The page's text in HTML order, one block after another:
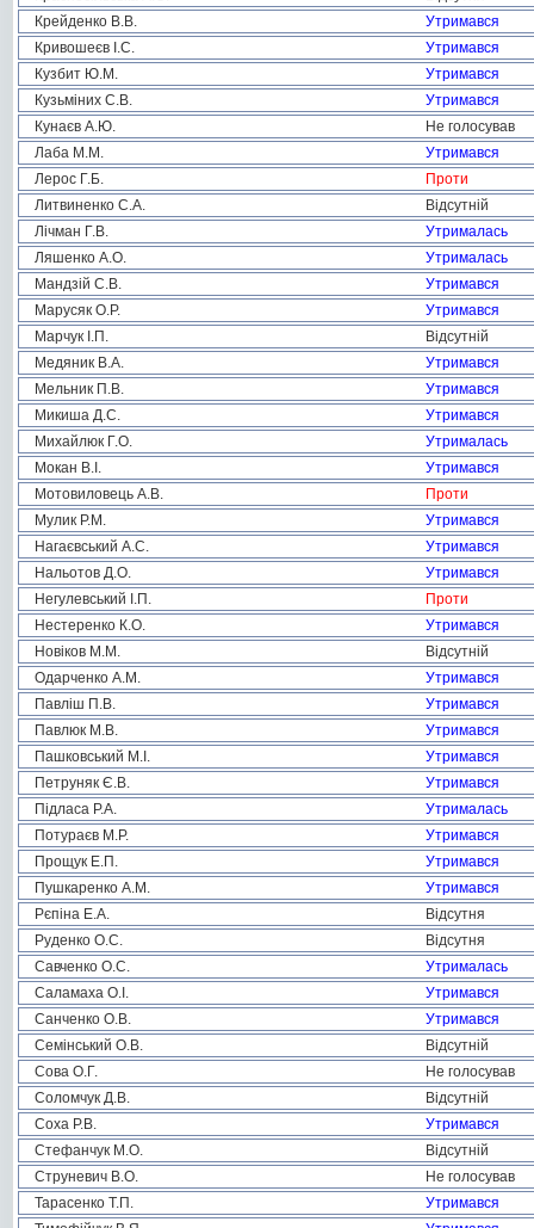
Крейденко В.В.
Утримався
Кривошеєв І.С.
Утримався
Кузбит Ю.М.
Утримався
Кузьміних С.В.
Утримався
Кунаєв А.Ю.
Не голосував
Лаба М.М.
Утримався
Лерос Г.Б.
Проти
Литвиненко С.А.
Відсутній
Лічман Г.В.
Утрималась
Ляшенко А.О.
Утрималась
Мандзій С.В.
Утримався
Марусяк О.Р.
Утримався
Марчук І.П.
Відсутній
Медяник В.А.
Утримався
Мельник П.В.
Утримався
Микиша Д.С.
Утримався
Михайлюк Г.О.
Утрималась
Мокан В.І.
Утримався
Мотовиловець А.В.
Проти
Мулик Р.М.
Утримався
Нагаєвський А.С.
Утримався
Нальотов Д.О.
Утримався
Негулевський І.П.
Проти
Нестеренко К.О.
Утримався
Новіков М.М.
Відсутній
Одарченко А.М.
Утримався
Павліш П.В.
Утримався
Павлюк М.В.
Утримався
Пашковський М.І.
Утримався
Петруняк Є.В.
Утримався
Підласа Р.А.
Утрималась
Потураєв М.Р.
Утримався
Прощук Е.П.
Утримався
Пушкаренко А.М.
Утримався
Рєпіна Е.А.
Відсутня
Руденко О.С.
Відсутня
Савченко О.С.
Утрималась
Саламаха О.І.
Утримався
Санченко О.В.
Утримався
Семінський О.В.
Відсутній
Сова О.Г.
Не голосував
Соломчук Д.В.
Відсутній
Соха Р.В.
Утримався
Стефанчук М.О.
Відсутній
Струневич В.О.
Не голосував
Тарасенко Т.П.
Утримався